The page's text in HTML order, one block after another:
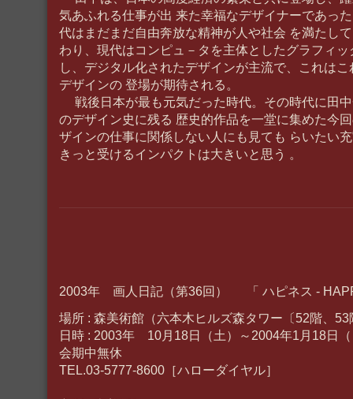
気あふれる仕事が出 来た幸福なデザイナーであっ
代はまだまだ自由奔放な精神が人や社会 を満たし
わり、現代はコンピュ－タを主体としたグラフィ
し、デジタル化されたデザインが主流で、これは
デザインの 登場が期待される。
戦後日本が最も元気だった時代。その時代に田
のデザイン史に残る 歴史的作品を一堂に集めた今
ザインの仕事に関係しない人にも見ても らいたい
きっと受けるインパクトは大きいと思う 。
2003年 画人日記（第36回） 「 ハピネス -
場所 : 森美術館（六本木ヒルズ森タワー〔52階、53
日時 : 2003年 10月18日（土）～2004年1月18日
会期中無休
TEL.03-5777-8600［ハローダイヤル］